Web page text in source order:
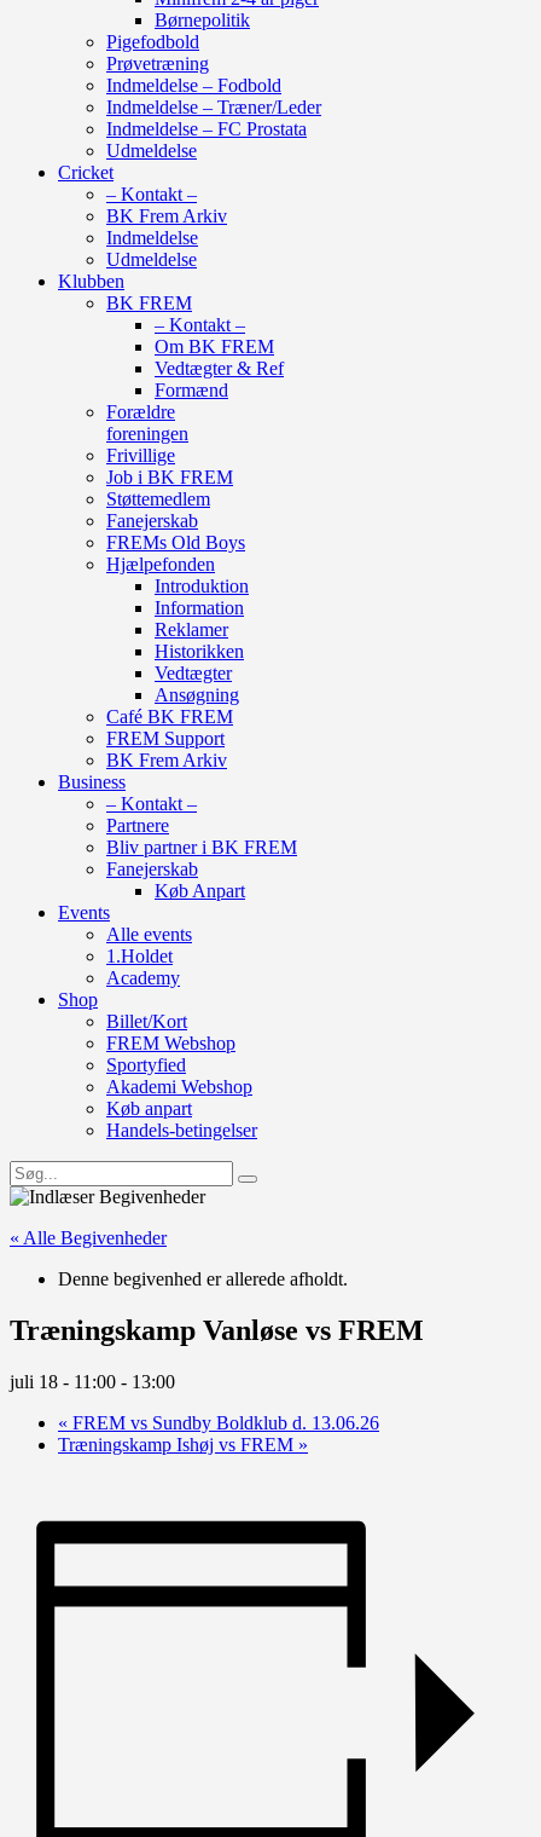
Børnepolitik
Pigefodbold
Prøvetræning
Indmeldelse – Fodbold
Indmeldelse – Træner/Leder
Indmeldelse – FC Prostata
Udmeldelse
Cricket
– Kontakt –
BK Frem Arkiv
Indmeldelse
Udmeldelse
Klubben
BK FREM
– Kontakt –
Om BK FREM
Vedtægter & Ref
Formænd
Forældre
foreningen
Frivillige
Job i BK FREM
Støttemedlem
Fanejerskab
FREMs Old Boys
Hjælpefonden
Introduktion
Information
Reklamer
Historikken
Vedtægter
Ansøgning
Café BK FREM
FREM Support
BK Frem Arkiv
Business
– Kontakt –
Partnere
Bliv partner i BK FREM
Fanejerskab
Køb Anpart
Events
Alle events
1.Holdet
Academy
Shop
Billet/Kort
FREM Webshop
Sportyfied
Akademi Webshop
Køb anpart
Handels-betingelser
« Alle Begivenheder
Denne begivenhed er allerede afholdt.
Træningskamp Vanløse vs FREM
juli 18 - 11:00 - 13:00
« FREM vs Sundby Boldklub d. 13.06.26
Træningskamp Ishøj vs FREM »